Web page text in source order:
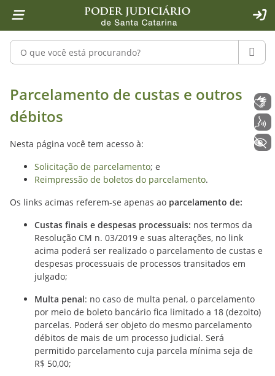
1 Ir para o conteúdo
2 Ir para a ferramenta de acessibilidade - Rybená
4 Ir para o menu principal
5 Ir para a pesquisa
6 Ir para o rodapé
7 Ir para a página inicial
Pesquisar no portal
Parcelamento de custas - Poder
Parcelamento de custas e outros
débitos
Nesta página você tem acesso à:
Solicitação de parcelamento; e
Reimpressão de boletos do parcelamento.
Os links acimas referem-se apenas ao parcelamento de:
Custas finais e despesas processuais: nos termos da
Resolução CM n. 03/2019 e suas alterações, no link
acima poderá ser realizado o parcelamento de custas e
despesas processuais de processos transitados em
julgado;
Multa penal: no caso de multa penal, o parcelamento
por meio de boleto bancário fica limitado a 18 (dezoito)
parcelas. Poderá ser objeto do mesmo parcelamento
débitos de mais de um processo judicial. Será
permitido parcelamento cuja parcela mínima seja de
R$ 50,00;
Libras